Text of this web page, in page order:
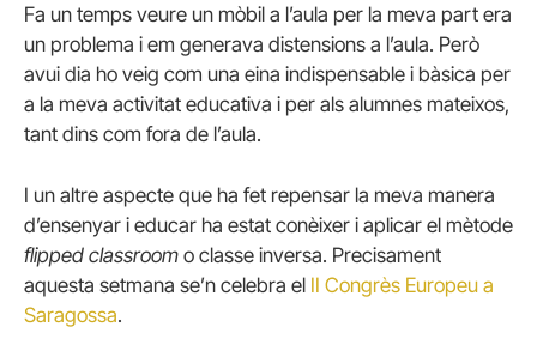
Fa un temps veure un mòbil a l’aula per la meva part era
un problema i em generava distensions a l’aula. Però
avui dia ho veig com una eina indispensable i bàsica per
a la meva activitat educativa i per als alumnes mateixos,
tant dins com fora de l’aula.
I un altre aspecte que ha fet repensar la meva manera
d’ensenyar i educar ha estat conèixer i aplicar el mètode
flipped classroom o classe inversa. Precisament
aquesta setmana se’n celebra el II Congrès Europeu a
Saragossa.